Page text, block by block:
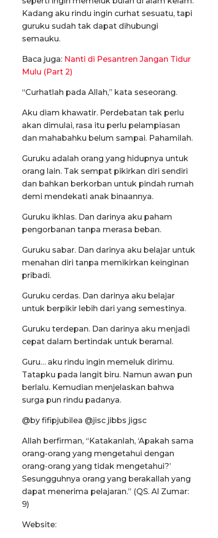
Kadang aku rindu ingin curhat sesuatu, tapi
guruku sudah tak dapat dihubungi
semauku.
Baca juga: Nanti di Pesantren Jangan Tidur
Mulu (Part 2)
“Curhatlah pada Allah,” kata seseorang.
Aku diam khawatir. Perdebatan tak perlu
akan dimulai, rasa itu perlu pelampiasan
dan mahabahku belum sampai. Pahamilah.
Guruku adalah orang yang hidupnya untuk
orang lain. Tak sempat pikirkan diri sendiri
dan bahkan berkorban untuk pindah rumah
demi mendekati anak binaannya.
Guruku ikhlas. Dan darinya aku paham
pengorbanan tanpa merasa beban.
Guruku sabar. Dan darinya aku belajar untuk
menahan diri tanpa memikirkan keinginan
pribadi.
Guruku cerdas. Dan darinya aku belajar
untuk berpikir lebih dari yang semestinya.
Guruku terdepan. Dan darinya aku menjadi
cepat dalam bertindak untuk beramal.
Guru… aku rindu ingin memeluk dirimu.
Tatapku pada langit biru. Namun awan pun
berlalu. Kemudian menjelaskan bahwa
surga pun rindu padanya.
@by fifipjubilea @jisc jibbs jigsc
Allah berfirman, “Katakanlah, ‘Apakah sama
orang-orang yang mengetahui dengan
orang-orang yang tidak mengetahui?’
Sesungguhnya orang yang berakallah yang
dapat menerima pelajaran.” (QS. Al Zumar:
9)
Website: